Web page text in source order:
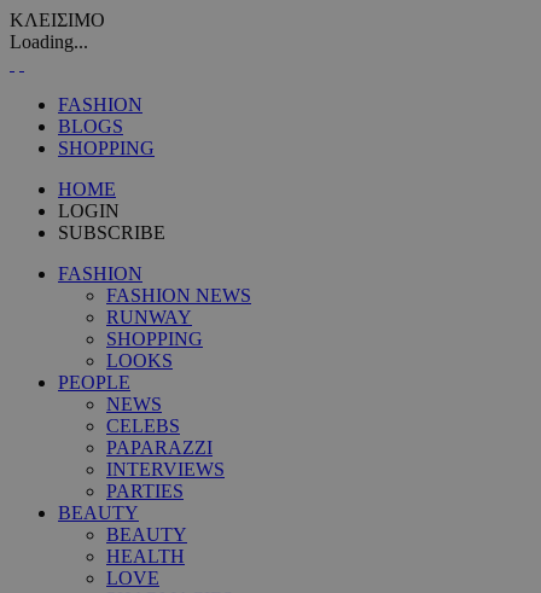
ΚΛΕΙΣΙΜΟ
Loading...
FASHION
BLOGS
SHOPPING
HOME
LOGIN
SUBSCRIBE
FASHION
FASHION NEWS
RUNWAY
SHOPPING
LOOKS
PEOPLE
NEWS
CELEBS
PAPARAZZI
INTERVIEWS
PARTIES
BEAUTY
BEAUTY
HEALTH
LOVE